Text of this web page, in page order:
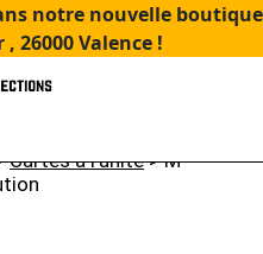
notre nouvelle boutique
26000 Valence !
Cartes à l'unité> M